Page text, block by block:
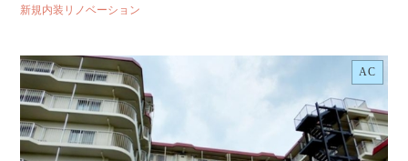
新規内装リノベーション
AC